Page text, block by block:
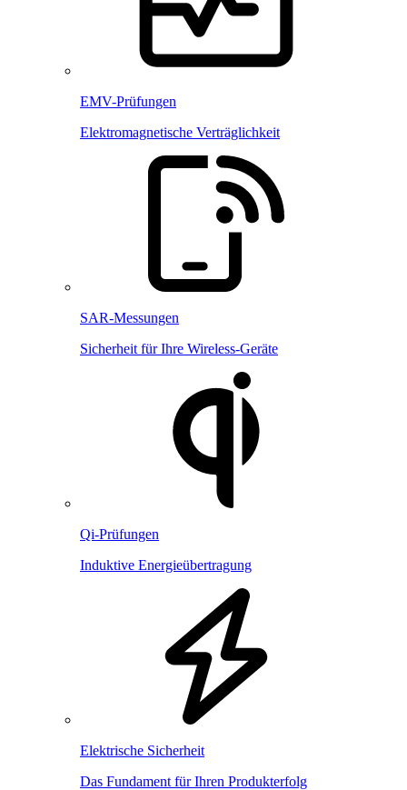
EMV-Prüfungen
Elektromagnetische Verträglichkeit
SAR-Messungen
Sicherheit für Ihre Wireless-Geräte
Qi-Prüfungen
Induktive Energieübertragung
Elektrische Sicherheit
Das Fundament für Ihren Produkterfolg